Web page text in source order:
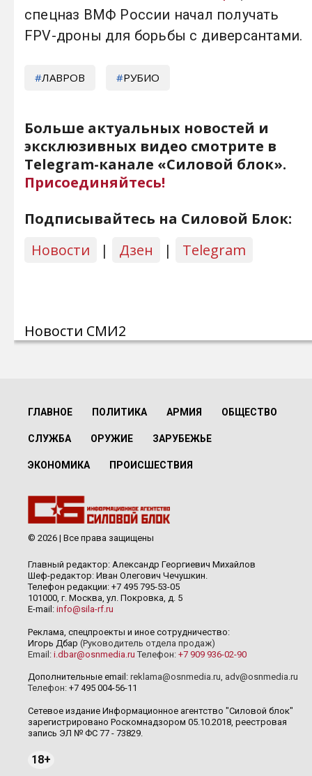
спецназ ВМФ России начал получать
FPV-дроны для борьбы с диверсантами.
ЛАВРОВ РУБИО
Больше актуальных новостей и
эксклюзивных видео смотрите в
Telegram-канале «Силовой блок».
Присоединяйтесь!
Подписывайтесь на Силовой Блок:
Новости
| Дзен | Telegram
Новости СМИ2
ГЛАВНОЕ ПОЛИТИКА АРМИЯ ОБЩЕСТВО
СЛУЖБА ОРУЖИЕ ЗАРУБЕЖЬЕ
ЭКОНОМИКА ПРОИСШЕСТВИЯ
© 2026 | Все права защищены
Главный редактор: Александр Георгиевич Михайлов
Шеф-редактор: Иван Олегович Чечушкин.
Телефон редакции: +7 495 795-53-05
101000, г. Москва, ул. Покровка, д. 5
E-mail: info@sila-rf.ru
Реклама, спецпроекты и иное сотрудничество:
Игорь Дбар (Руководитель отдела продаж)
Email: i.dbar@osnmedia.ru Телефон: +7 909 936-02-90
Дополнительные email: reklama@osnmedia.ru adv@osnmedia.ru
Телефон: +7 495 004-56-11
Сетевое издание Информационное агентство "Силовой блок"
зарегистрировано Роскомнадзором 05.10.2018, реестровая
запись ЭЛ № ФС 77 - 73829.
18+